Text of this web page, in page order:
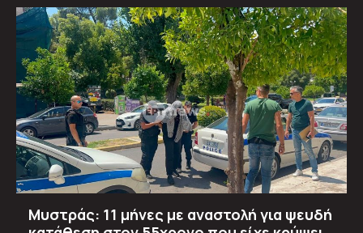
Μυστράς: 11 μήνες με αναστολή για ψευδή